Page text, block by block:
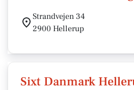
Strandvejen 34
2900 Hellerup
Sixt Danmark